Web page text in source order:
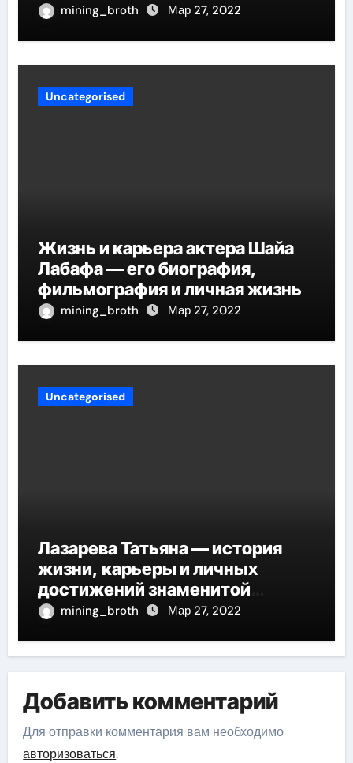
mining_broth Мар 27, 2022
Uncategorised
Жизнь и карьера актера Шайа
Лабафа — его биография,
фильмография и личная жизнь
mining_broth Мар 27, 2022
Uncategorised
Лазарева Татьяна — история
жизни, карьеры и личных
достижений знаменитой
актрисы, восходящей на олимп
mining_broth Мар 27, 2022
Добавить комментарий
Для отправки комментария вам необходимо
авторизоваться.